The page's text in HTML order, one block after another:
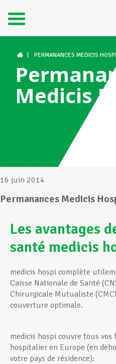
Le LCGB
Structures
Assistance au Travail
Assistance en vie
Développement
PERMANANCES MEDICIS HOSPI
Medicis
16 juin 2014
Permanances Medicis
Les avantages
santé medicis
medicis hospi complète
Caisse Nationale de Santé
Chirurgicale Mutualiste
couverture optimale.
medicis hospi couvre tous
hospitalier en Europe (en
votre pays de résidence):